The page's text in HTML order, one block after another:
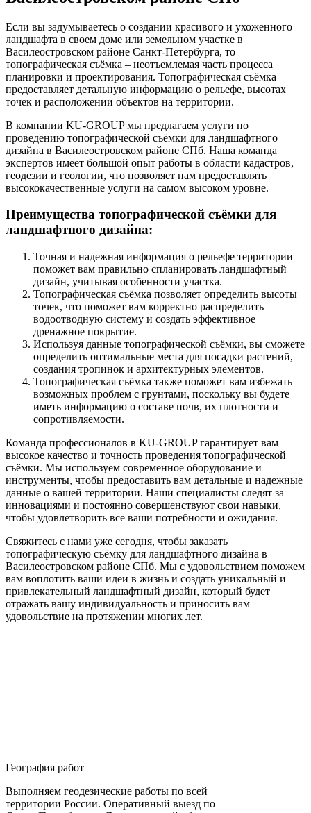
Если вы задумываетесь о создании красивого и ухоженного
ландшафта в своем доме или земельном участке в
Василеостровском районе Санкт-Петербурга, то
топографическая съёмка – неотъемлемая часть процесса
планировки и проектирования. Топографическая съёмка
предоставляет детальную информацию о рельефе, высотах
точек и расположении объектов на территории.
В компании KU-GROUP мы предлагаем услуги по
проведению топографической съёмки для ландшафтного
дизайна в Василеостровском районе СПб. Наша команда
экспертов имеет большой опыт работы в области кадастров,
геодезии и геологии, что позволяет нам предоставлять
высококачественные услуги на самом высоком уровне.
Преимущества топографической съёмки для
ландшафтного дизайна:
Точная и надежная информация о рельефе территории
поможет вам правильно спланировать ландшафтный
дизайн, учитывая особенности участка.
Топографическая съёмка позволяет определить высоты
точек, что поможет вам корректно распределить
водоотводную систему и создать эффективное
дренажное покрытие.
Используя данные топографической съёмки, вы сможете
определить оптимальные места для посадки растений,
создания тропинок и архитектурных элементов.
Топографическая съёмка также поможет вам избежать
возможных проблем с грунтами, поскольку вы будете
иметь информацию о составе почв, их плотности и
сопротивляемости.
Команда профессионалов в KU-GROUP гарантирует вам
высокое качество и точность проведения топографической
съёмки. Мы используем современное оборудование и
инструменты, чтобы предоставить вам детальные и надежные
данные о вашей территории. Наши специалисты следят за
инновациями и постоянно совершенствуют свои навыки,
чтобы удовлетворить все ваши потребности и ожидания.
Свяжитесь с нами уже сегодня, чтобы заказать
топографическую съёмку для ландшафтного дизайна в
Василеостровском районе СПб. Мы с удовольствием поможем
вам воплотить ваши идеи в жизнь и создать уникальный и
привлекательный ландшафтный дизайн, который будет
отражать вашу индивидуальность и приносить вам
удовольствие на протяжении многих лет.
География работ
Выполняем геодезические работы по всей
территории России. Оперативный выезд по